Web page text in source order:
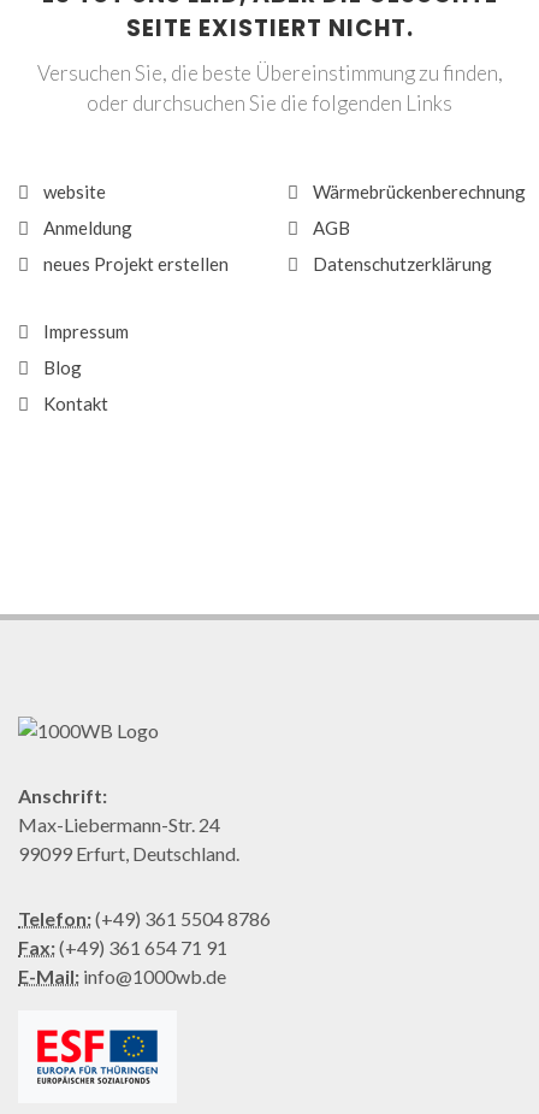
SEITE EXISTIERT NICHT.
Versuchen Sie, die beste Übereinstimmung zu finden,
oder durchsuchen Sie die folgenden Links
website
Anmeldung
neues Projekt erstellen
Wärmebrückenberechnung
AGB
Datenschutzerklärung
Impressum
Blog
Kontakt
Anschrift:
Max-Liebermann-Str. 24
99099 Erfurt, Deutschland.
Telefon:(+49) 361 5504 8786
Fax:(+49) 361 654 71 91
E-Mail: info@1000wb.de